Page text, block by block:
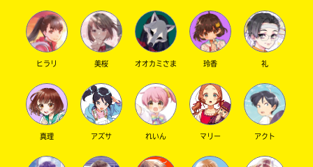
オフィシャルアカウント
ヒラリ 美桜 オオカミさま 玲香 礼
真理 アズサ れいん マリー アクト